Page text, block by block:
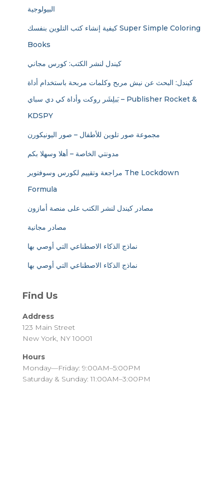
كيفية إنشاء كتب التلوين بنفسك Super Simple Coloring
Books
كيندل لنشر الكتب: كورس مجاني
كيندل: البحث عن نيش مربح وكلمات مربحة باستخدام أداة
بَبلِشَر روكت وأداة كي دي سباي – Publisher Rocket &
KDSPY
مجموعة صور تلوين للأطفال – صور اليونيكورن
مدونتي الخاصة – أهلا وسهلا بكم
مراجعة وتقييم لكورس وسوفتوير The Lockdown
Formula
مصادر كيندل لنشر الكتب على منصة أمازون
مصادر مجانية
نماذج الذكاء الاصطناعي التي أوصي بها
نماذج الذكاء الاصطناعي التي أوصي بها
Find Us
Address
123 Main Street
New York, NY 10001
Hours
Monday—Friday: 9:00AM–5:00PM
Saturday & Sunday: 11:00AM–3:00PM